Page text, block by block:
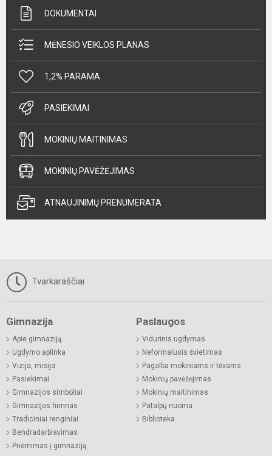
DOKUMENTAI
MĖNESIO VEIKLOS PLANAS
1,2% PARAMA
PASIEKIMAI
MOKINIŲ MAITINIMAS
MOKINIŲ PAVĖŽĖJIMAS
ATNAUJINIMŲ PRENUMERATA
Tvarkaraščiai
Gimnazija
Apie gimnaziją
Ugdymo aplinka
Vizija, misija
Pasiekimai
Gimnazijos simboliai
Gimnazijos himnas
Tradiciniai renginiai
Bendradarbiavimas
Priėmimas į gimnaziją
Paslaugos
Vidurinis ugdymas
Neformalusis švietimas
Pagalba mokiniams ir tėvams
Mokinių pavėžėjimas
Mokinių maitinimas
Patalpų nuoma
Biblioteka